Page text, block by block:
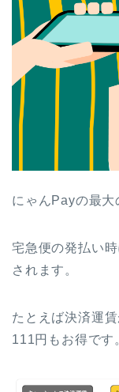
にゃんPayの最大
宅急便の発払い
されます。
たとえば決済運
111円もお得です